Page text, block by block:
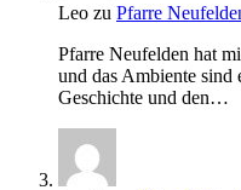
Leo zu Pfarre
Pfarre Neufelden hat
und das Ambiente sind
Geschichte und den…